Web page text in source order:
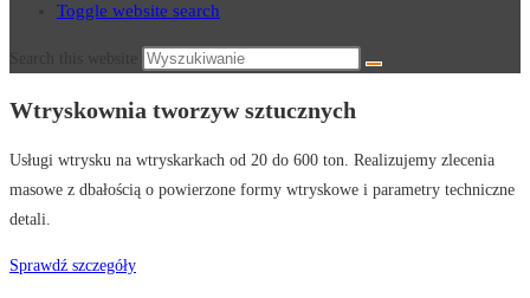
Toggle website search
Wtryskownia tworzyw sztucznych
Usługi wtrysku na wtryskarkach od 20 do 600 ton. Realizujemy zlecenia
masowe z dbałością o powierzone formy wtryskowe i parametry techniczne
detali.
Sprawdź szczegóły